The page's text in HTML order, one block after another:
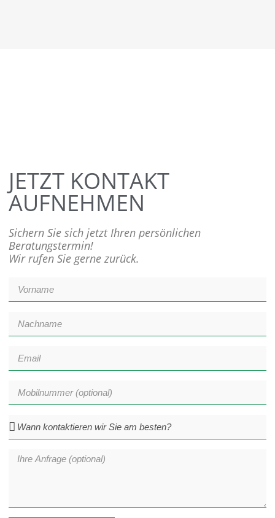
JETZT KONTAKT
AUFNEHMEN
Sichern Sie sich jetzt Ihren persönlichen
Beratungstermin!
Wir rufen Sie gerne zurück.